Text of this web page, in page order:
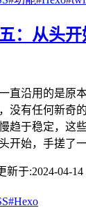
：从头
直沿用的是原
没有任何新奇
趋于稳定，这
开始，手搓了
新于:2024-04-14
#Hexo